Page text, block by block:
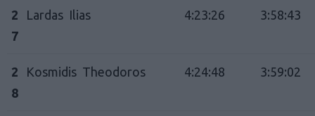
2
7
Lardas Ilias 4:23:26 3:58:43
2
8
Kosmidis Theodoros 4:24:48 3:59:02